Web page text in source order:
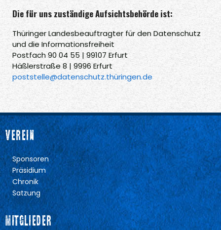
Die für uns zuständige Aufsichtsbehörde ist:
Thüringer Landesbeauftragter für den Datenschutz
und die Informationsfreiheit
Postfach 90 04 55 | 99107 Erfurt
Häßlerstraße 8 | 9996 Erfurt
poststelle@datenschutz.thüringen.de
VEREIN
Sponsoren
Präsidium
Chronik
Satzung
MITGLIEDER